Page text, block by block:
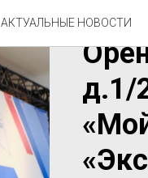
АКТУАЛЬНЫЕ НОВОСТИ
2
д.1/